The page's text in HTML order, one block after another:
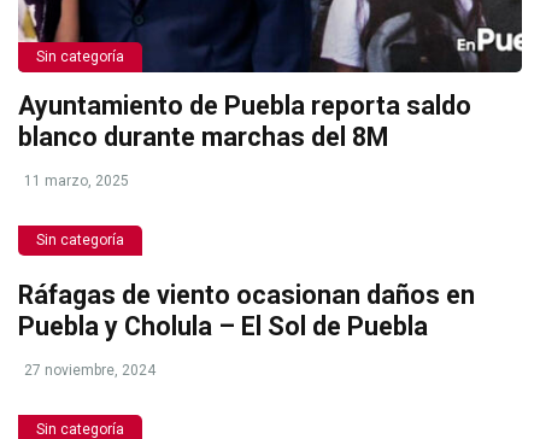
Sin categoría
Ayuntamiento de Puebla reporta saldo
blanco durante marchas del 8M
11 marzo, 2025
Sin categoría
Ráfagas de viento ocasionan daños en
Puebla y Cholula – El Sol de Puebla
27 noviembre, 2024
Sin categoría